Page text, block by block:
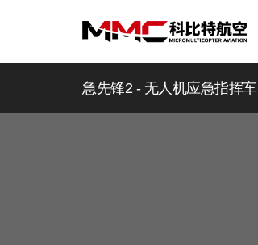
急先锋2 - 无人机应急指挥车